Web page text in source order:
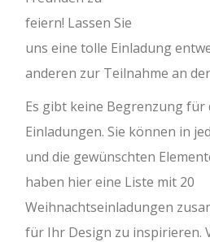
feiern! Lassen Sie
uns eine tolle Einladung
anderen zur Teilnahme an
Es gibt keine Begrenzung für
Einladungen. Sie können in
und die gewünschten
haben hier eine Liste mit 20
Weihnachtseinladungen
für Ihr Design zu inspirieren.